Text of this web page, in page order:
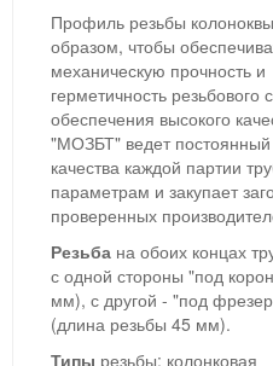
Профиль резьбы
образом, чтобы
механическую прочность и
герметичность
обеспечения высокого
"МОЗБТ" ведет постоянный
качества каждой партии
параметрам и закупает
проверенных
Резьба на обоих концах
с одной стороны "под
мм), с другой - "под
(длина резьбы 45 мм).
Типы резьбы: колонковая